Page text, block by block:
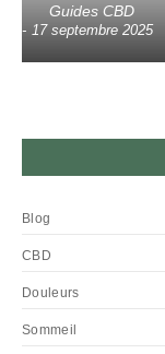
Guides CBD
- 17 septembre 2025
Blog
CBD
Douleurs
Sommeil